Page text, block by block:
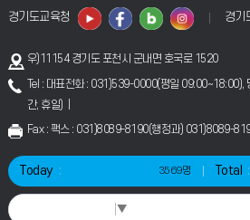
경기도교육청
경기
우)11154 경기도 포천시 군내면 호국로 1520
Tel : 대표전화 : 031)539-0000(평일 09:00~18:00),
간, 휴일) |
Fax : 팩스 : 031)8089-8190(행정과) 031)8089-
Today 3569명 Total
▼